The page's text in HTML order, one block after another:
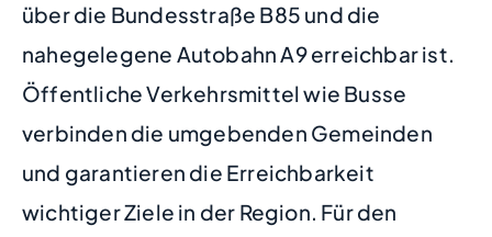
über die Bundesstraße B85 und die
nahegelegene Autobahn A9 erreichbar ist.
Öffentliche Verkehrsmittel wie Busse
verbinden die umgebenden Gemeinden
und garantieren die Erreichbarkeit
wichtiger Ziele in der Region. Für den